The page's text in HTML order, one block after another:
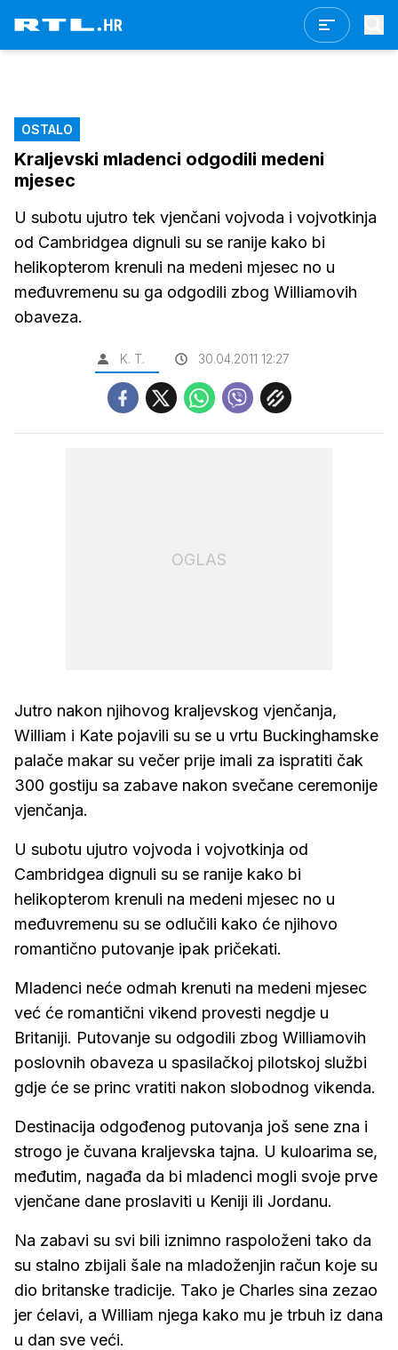
OSTALO
Kraljevski mladenci odgodili medeni
mjesec
U subotu ujutro tek vjenčani vojvoda i vojvotkinja
od Cambridgea dignuli su se ranije kako bi
helikopterom krenuli na medeni mjesec no u
međuvremenu su ga odgodili zbog Williamovih
obaveza.
K. T. 30.04.2011 12:27
OGLAS
Jutro nakon njihovog kraljevskog vjenčanja,
William i Kate pojavili su se u vrtu Buckinghamske
palače makar su večer prije imali za ispratiti čak
300 gostiju sa zabave nakon svečane ceremonije
vjenčanja.
U subotu ujutro vojvoda i vojvotkinja od
Cambridgea dignuli su se ranije kako bi
helikopterom krenuli na medeni mjesec no u
međuvremenu su se odlučili kako će njihovo
romantično putovanje ipak pričekati.
Mladenci neće odmah krenuti na medeni mjesec
već će romantični vikend provesti negdje u
Britaniji. Putovanje su odgodili zbog Williamovih
poslovnih obaveza u spasilačkoj pilotskoj službi
gdje će se princ vratiti nakon slobodnog vikenda.
Destinacija odgođenog putovanja još sene zna i
strogo je čuvana kraljevska tajna. U kuloarima se,
međutim, nagađa da bi mladenci mogli svoje prve
vjenčane dane proslaviti u Keniji ili Jordanu.
Na zabavi su svi bili iznimno raspoloženi tako da
su stalno zbijali šale na mladoženjin račun koje su
dio britanske tradicije. Tako je Charles sina zezao
jer ćelavi, a William njega kako mu je trbuh iz dana
u dan sve veći.